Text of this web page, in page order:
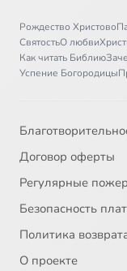
Рождество Христово
СвятостьО любви
Как читать Библию
Успение Богородицы
Договор оферты
Регулярные
Безопасность
Политика
О проекте